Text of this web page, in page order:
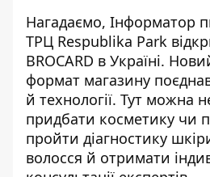
Нагадаємо, Інформатор
ТРЦ Respublika Park
BROCARD в Україні.
формат магазину
й технології. Тут можна
придбати косметику чи
пройти діагностику
волосся й отримати